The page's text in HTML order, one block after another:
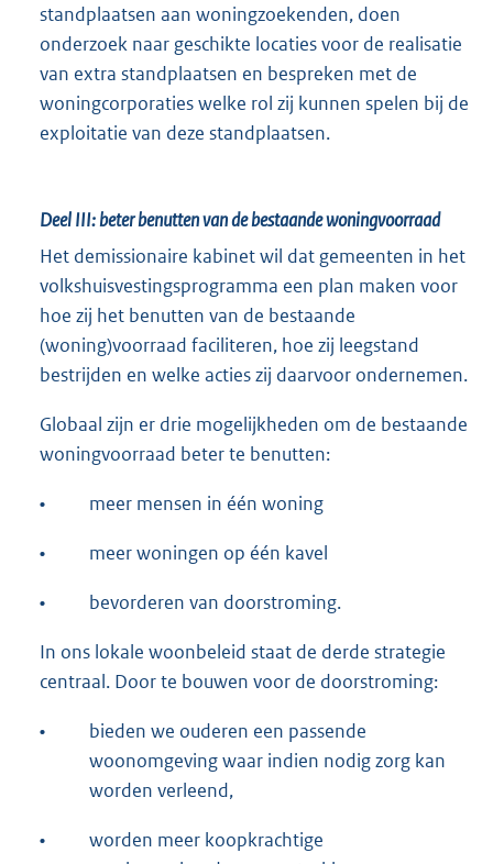
standplaatsen aan woningzoekenden, doen
onderzoek naar geschikte locaties voor de realisatie
van extra standplaatsen en bespreken met de
woningcorporaties welke rol zij kunnen spelen bij de
exploitatie van deze standplaatsen.
Deel III: beter benutten van de bestaande woningvoorraad
Het demissionaire kabinet wil dat gemeenten in het
volkshuisvestingsprogramma een plan maken voor
hoe zij het benutten van de bestaande
(woning)voorraad faciliteren, hoe zij leegstand
bestrijden en welke acties zij daarvoor ondernemen.
Globaal zijn er drie mogelijkheden om de bestaande
woningvoorraad beter te benutten:
• meer mensen in één woning
• meer woningen op één kavel
• bevorderen van doorstroming.
In ons lokale woonbeleid staat de derde strategie
centraal. Door te bouwen voor de doorstroming:
•
bieden we ouderen een passende
woonomgeving waar indien nodig zorg kan
worden verleend,
•
worden meer koopkrachtige